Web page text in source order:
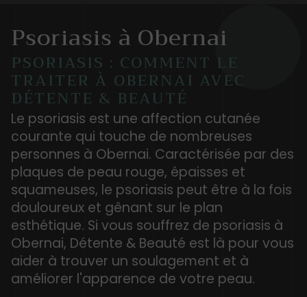
Psoriasis à Obernai
PSORIASIS : COMMENT LE
TRAITER À OBERNAI AVEC
DÉTENTE & BEAUTÉ
Le psoriasis est une affection cutanée
courante qui touche de nombreuses
personnes à Obernai. Caractérisée par des
plaques de peau rouge, épaisses et
squameuses, le psoriasis peut être à la fois
douloureux et gênant sur le plan
esthétique. Si vous souffrez de psoriasis à
Obernai, Détente & Beauté est là pour vous
aider à trouver un soulagement et à
améliorer l'apparence de votre peau.